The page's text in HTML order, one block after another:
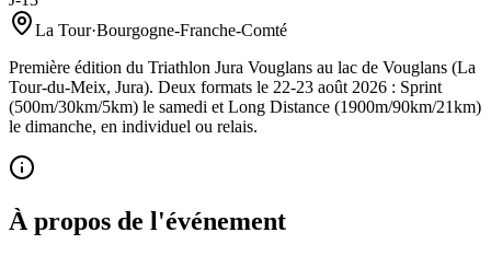
La Tour·Bourgogne-Franche-Comté
Première édition du Triathlon Jura Vouglans au lac de Vouglans (La
Tour-du-Meix, Jura). Deux formats le 22-23 août 2026 : Sprint
(500m/30km/5km) le samedi et Long Distance (1900m/90km/21km)
le dimanche, en individuel ou relais.
À propos de l'événement